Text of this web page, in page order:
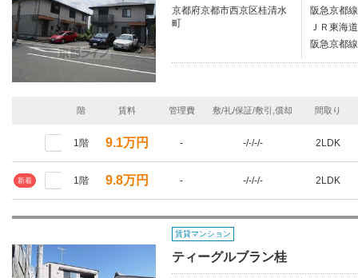
京都府京都市西京区桂清水
町
阪急京都
ＪＲ東海
阪急京都
階 賃料 管理費 敷/礼/保証/敷引,償却 間取り
1階 9.1万円 - -/-/-/- 2LDK
新着 1階 9.8万円 - -/-/-/- 2LDK
賃貸マンション
ティーグルブラン桂